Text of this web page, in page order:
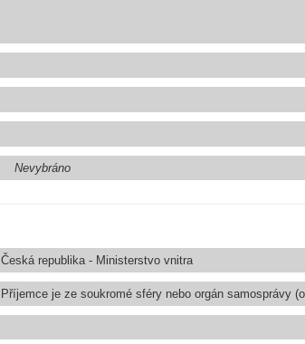
Nevybráno
Česká republika - Ministerstvo vnitra
Příjemce je ze soukromé sféry nebo orgán samosprávy